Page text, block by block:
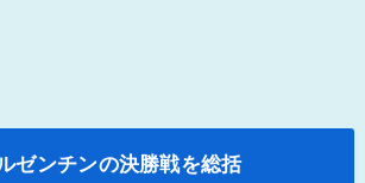
ゼンチンの決勝戦を総括